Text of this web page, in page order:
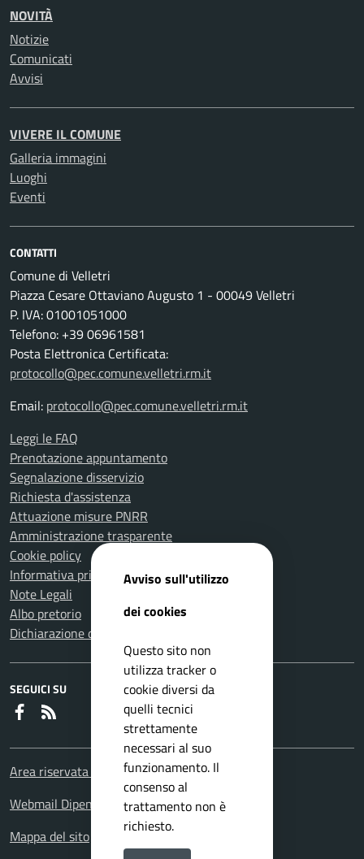
NOVITÀ
Notizie
Comunicati
Avvisi
VIVERE IL COMUNE
Galleria immagini
Luoghi
Eventi
CONTATTI
Comune di Velletri
Piazza Cesare Ottaviano Augusto 1 - 00049 Velletri
P. IVA: 01001051000
Telefono: +39 06961581
Posta Elettronica Certificata:
protocollo@pec.comune.velletri.rm.it
Email: protocollo@pec.comune.velletri.rm.it
Leggi le FAQ
Prenotazione appuntamento
Segnalazione disservizio
Richiesta d'assistenza
Attuazione misure PNRR
Amministrazione trasparente
Cookie policy
Informativa privacy
Note Legali
Albo pretorio
Dichiarazione di accessibilità
SEGUICI SU
Faceboook
Area riservata Dipendenti
Webmail Dipendenti
Mappa del sito
Avviso sull'utilizzo
dei cookies
Questo sito non
utilizza tracker o
cookie diversi da
quelli tecnici
strettamente
necessari al suo
funzionamento. Il
consenso al
trattamento non è
richiesto.